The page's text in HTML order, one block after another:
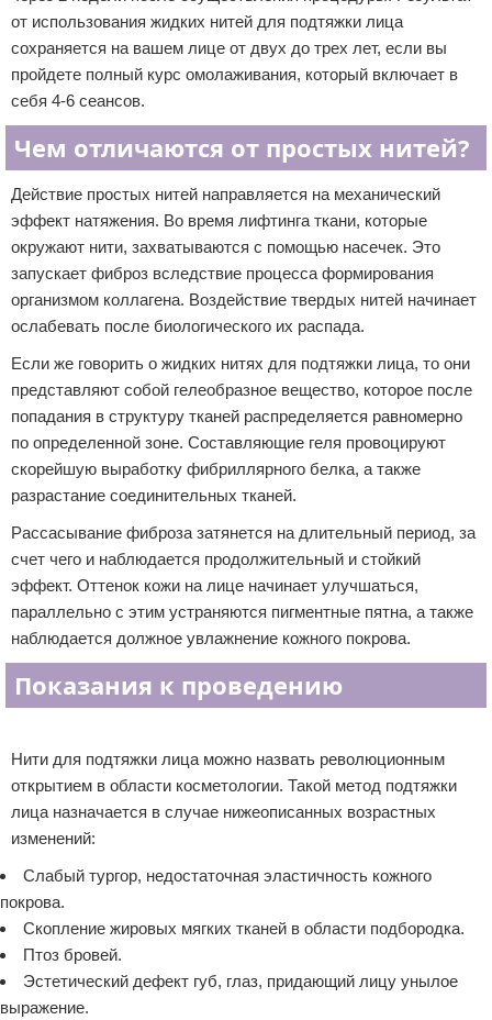
от использования жидких нитей для подтяжки лица
сохраняется на вашем лице от двух до трех лет, если вы
пройдете полный курс омолаживания, который включает в
себя 4-6 сеансов.
Чем отличаются от простых нитей?
Действие простых нитей направляется на механический
эффект натяжения. Во время лифтинга ткани, которые
окружают нити, захватываются с помощью насечек. Это
запускает фиброз вследствие процесса формирования
организмом коллагена. Воздействие твердых нитей начинает
ослабевать после биологического их распада.
Если же говорить о жидких нитях для подтяжки лица, то они
представляют собой гелеобразное вещество, которое после
попадания в структуру тканей распределяется равномерно
по определенной зоне. Составляющие геля провоцируют
скорейшую выработку фибриллярного белка, а также
разрастание соединительных тканей.
Рассасывание фиброза затянется на длительный период, за
счет чего и наблюдается продолжительный и стойкий
эффект. Оттенок кожи на лице начинает улучшаться,
параллельно с этим устраняются пигментные пятна, а также
наблюдается должное увлажнение кожного покрова.
Показания к проведению
Нити для подтяжки лица можно назвать революционным
открытием в области косметологии. Такой метод подтяжки
лица назначается в случае нижеописанных возрастных
изменений:
Слабый тургор, недостаточная эластичность кожного
покрова.
Скопление жировых мягких тканей в области подбородка.
Птоз бровей.
Эстетический дефект губ, глаз, придающий лицу унылое
выражение.